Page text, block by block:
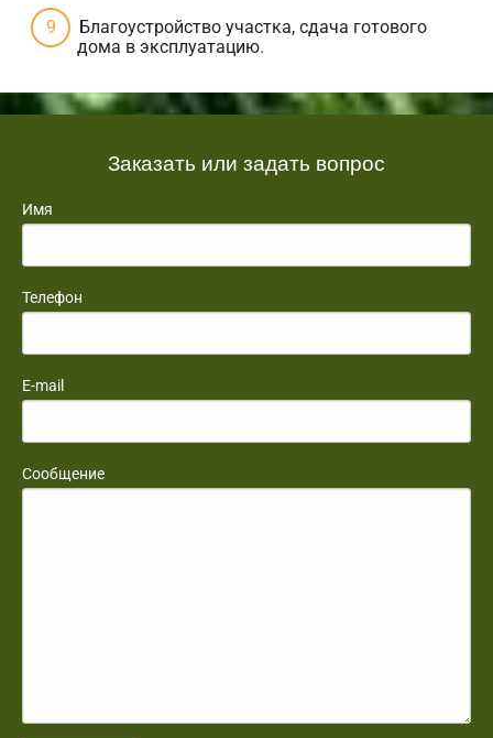
Благоустройство участка, сдача готового
дома в эксплуатацию.
Заказать или задать вопрос
Имя
Телефон
E-mail
Сообщение